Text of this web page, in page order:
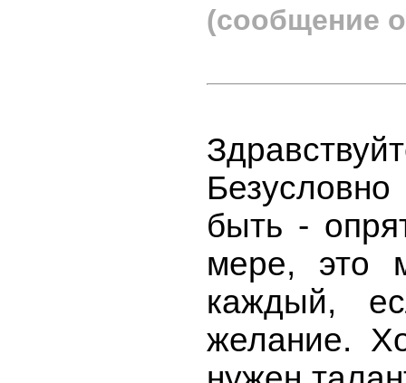
(сообщение
быть -
мере, это
каждый,
желание.